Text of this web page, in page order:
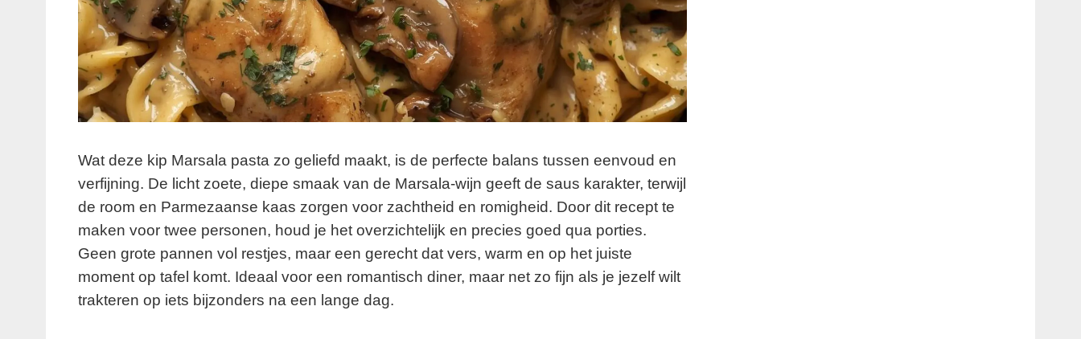
Wat deze kip Marsala pasta zo geliefd maakt, is de perfecte balans tussen eenvoud en
verfijning. De licht zoete, diepe smaak van de Marsala-wijn geeft de saus karakter, terwijl
de room en Parmezaanse kaas zorgen voor zachtheid en romigheid. Door dit recept te
maken voor twee personen, houd je het overzichtelijk en precies goed qua porties.
Geen grote pannen vol restjes, maar een gerecht dat vers, warm en op het juiste
moment op tafel komt. Ideaal voor een romantisch diner, maar net zo fijn als je jezelf wilt
trakteren op iets bijzonders na een lange dag.